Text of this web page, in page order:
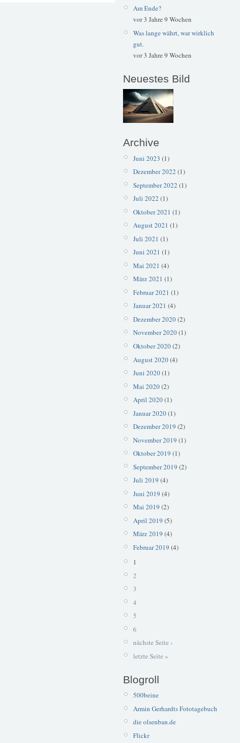
Am Ende?
vor 3 Jahre 9 Wochen
Was lange währt, war wirklich
gut.
vor 3 Jahre 9 Wochen
Neuestes Bild
Archive
Juni 2023 (1)
Dezember 2022 (1)
September 2022 (1)
Juli 2022 (1)
Oktober 2021 (1)
August 2021 (1)
Juli 2021 (1)
Juni 2021 (1)
Mai 2021 (4)
März 2021 (1)
Februar 2021 (1)
Januar 2021 (4)
Dezember 2020(2)
November 2020(1)
Oktober 2020(2)
August 2020(4)
Juni 2020(1)
Mai 2020(2)
April 2020(1)
Januar 2020(1)
Dezember 2019 (2)
November 2019 (1)
Oktober 2019 (1)
September 2019 (2)
Juli 2019 (4)
Juni 2019 (4)
Mai 2019 (2)
April 2019 (5)
März 2019 (4)
Februar 2019 (4)
1
2
3
4
5
6
nächste Seite ›
letzte Seite »
Blogroll
500beine
Armin Gerhardts Fototagebuch
die olsenban.de
Flickr